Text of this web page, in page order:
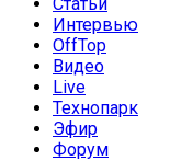
Интервью
OffTop
Видео
Live
Технопарк
Эфир
Форум